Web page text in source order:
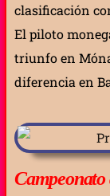
clasificación
El piloto
triunfo en
diferencia en